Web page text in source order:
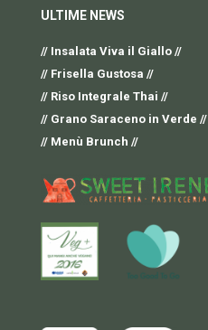
ULTIME NEWS
// Insalata Viva il Giallo //
// Frisella Gustosa //
// Riso Integrale Thai //
// Grano Saraceno in Verde //
// Menù Brunch //